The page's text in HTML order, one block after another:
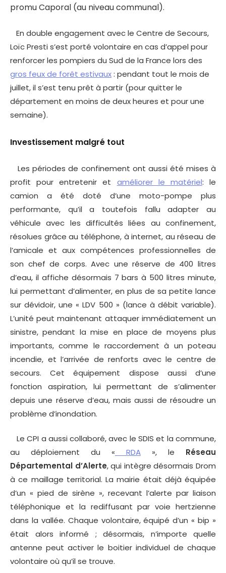
promu Caporal (au niveau communal).
En double engagement avec le Centre de Secours,
Loïc Presti s’est porté volontaire en cas d’appel pour
renforcer les pompiers du Sud de la France lors des
gros feux de forêt estivaux: pendant tout le mois de
juillet, il s’est tenu prêt à partir (pour quitter le
département en moins de deux heures et pour une
semaine).
Investissement malgré tout
Les périodes de confinement ont aussi été mises à
profit pour entretenir et améliorer le matériel: le
camion a été doté d’une moto-pompe plus
performante, qu’il a toutefois fallu adapter au
véhicule avec les difficultés liées au confinement,
résolues grâce au téléphone, à internet, au réseau de
l’amicale et aux compétences professionnelles de
son chef de corps. Avec une réserve de 400 litres
d’eau, il affiche désormais 7 bars à 500 litres minute,
lui permettant d’alimenter, en plus de sa petite lance
sur dévidoir, une « LDV 500 » (lance à débit variable).
L’unité peut maintenant attaquer immédiatement un
sinistre, pendant la mise en place de moyens plus
importants, comme le raccordement à un poteau
incendie, et l’arrivée de renforts avec le centre de
secours. Cet équipement dispose aussi d’une
fonction aspiration, lui permettant de s’alimenter
depuis une réserve d’eau, mais aussi de résoudre un
problème d’inondation.
Le CPI a aussi collaboré, avec le SDIS et la commune,
au déploiement du « RDA », le Réseau
Départemental d’Alerte, qui intègre désormais Drom
à ce maillage territorial. La mairie était déjà équipée
d’un « pied de sirène », recevant l’alerte par liaison
téléphonique et la rediffusant par voie hertzienne
dans la vallée. Chaque volontaire, équipé d’un « bip »
était alors informé ; désormais, n’importe quelle
antenne peut activer le boitier individuel de chaque
volontaire où qu’il se trouve.